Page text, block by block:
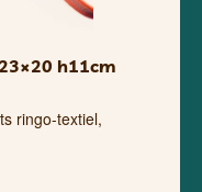
h11cm
ringo-textiel,